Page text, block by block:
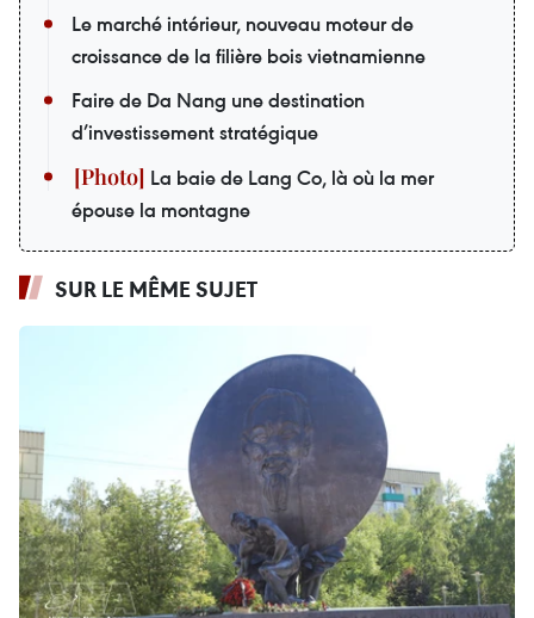
Le marché intérieur, nouveau moteur de
croissance de la filière bois vietnamienne
Faire de Da Nang une destination
d’investissement stratégique
La baie de Lang Co, là où la mer
épouse la montagne
SUR LE MÊME SUJET